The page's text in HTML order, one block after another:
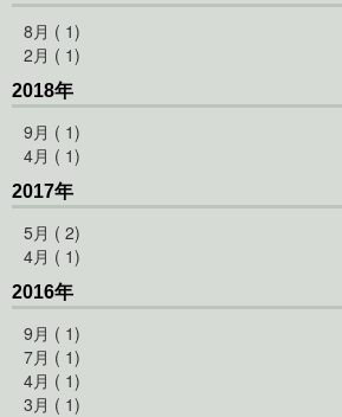
8月 ( 1)
2月 ( 1)
2018年
9月 ( 1)
4月 ( 1)
2017年
5月 ( 2)
4月 ( 1)
2016年
9月 ( 1)
7月 ( 1)
4月 ( 1)
3月 ( 1)